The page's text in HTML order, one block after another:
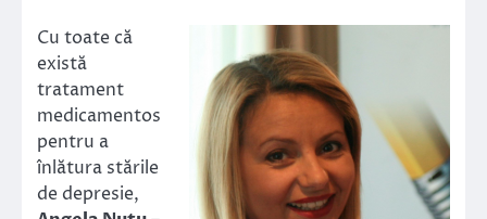
Cu toate că
există
tratament
medicamentos
pentru a
înlătura stările
de depresie,